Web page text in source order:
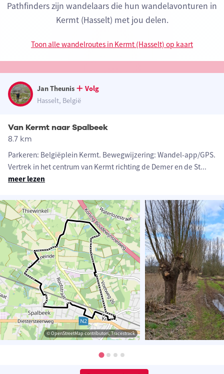
Pathfinders zijn wandelaars die hun wandelavonturen in
Kermt (Hasselt) met jou delen.
Toon alle wandelroutes in Kermt (Hasselt) op kaart
Jan Theunis
Volg
Hasselt, België
Van Kermt naar Spalbeek
8.7 km
Parkeren: Belgiëplein Kermt. Bewegwijzering: Wandel-app/GPS.
Vertrek in het centrum van Kermt richting de Demer en de St...
meer lezen
© OpenStreetMap contributors, Tracestrack